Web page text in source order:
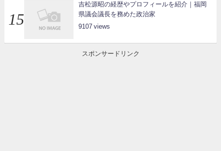
吉松源昭の経歴やプロフィールを紹介｜福岡
県議会議長を務めた政治家
9107
スポンサードリンク